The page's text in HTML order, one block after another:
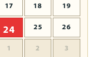
17 18 19
24 25 26
1 2 3